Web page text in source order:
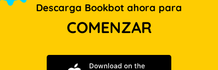
Descarga Bookbot ahora para
COMENZAR